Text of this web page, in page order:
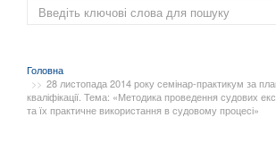
Головна
28 листопада 2014 року семінар-практикум за
кваліфікації. Тема: «Методика проведення судових
та їх практичне використання в судовому процесі»